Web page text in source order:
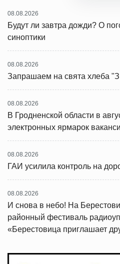
08.08.2026
Будут ли завтра дожди? О
синоптики
08.08.2026
Запрашаем на свята хлеба
08.08.2026
В Гродненской области в
электронных ярмарок
08.08.2026
ГАИ усилила контроль на
08.08.2026
И снова в небо! На
районный фестиваль
«Берестовица приглашает